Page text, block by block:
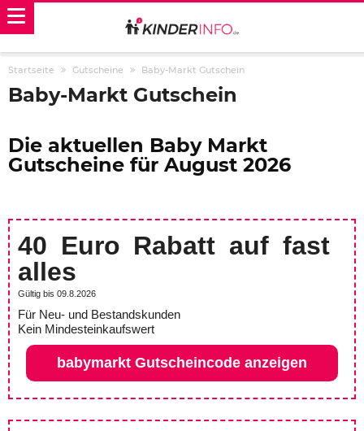
Startseite Gutscheine Baby-Markt Gutschein
Baby-Markt Gutschein
Die aktuellen Baby Markt
Gutscheine für August 2026
40 Euro Rabatt auf fast
alles
Gültig bis 09.8.2026
Für Neu- und Bestandskunden
Kein Mindesteinkaufswert
babymarkt Gutscheincode anzeigen